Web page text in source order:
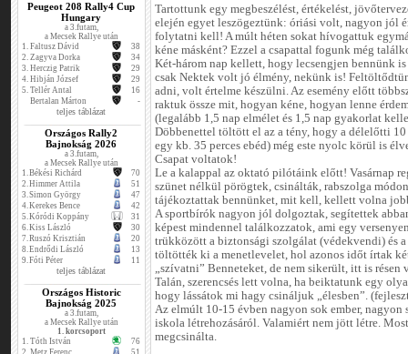
Peugeot 208 Rally4 Cup
Hungary
a 3.futam,
a Mecsek Rallye után
1. Faltusz Dávid
38
2. Zagyva Dorka
34
3. Herczig Patrik
29
4. Hibján József
29
5. Tellér Antal
16
Bertalan Márton
-
teljes táblázat
Országos Rally2
Bajnokság 2026
a 3.futam,
a Mecsek Rallye után
1.Békési Richárd
70
2.Himmer Attila
51
3.Simon György
47
4.Kerekes Bence
42
5.Kóródi Koppány
31
6.Kiss László
30
7.Ruszó Krisztián
20
8.Endrődi László
13
9.Fóti Péter 11
teljes táblázat
Országos Historic
Bajnokság 2025
a 3.futam,
a Mecsek Rallye után
1. korcsoport
1. Tóth István
76
2. Metz Ferenc 51
Tartottunk egy megbeszélést, értékelést,
elején egyet leszögeztünk: óriási volt, nagyon jól
folytatni kell! A múlt héten sokat hívogattuk
kéne másként? Ezzel a csapattal fogunk még
Két-három nap kellett, hogy lecsengjen bennünk
csak Nektek volt jó élmény, nekünk is!
adni, volt értelme készülni. Az esemény előtt
raktuk össze mit, hogyan kéne, hogyan lenne
(legalább 1,5 nap elmélet és 1,5 nap gyakorlat
Döbbenettel töltött el az a tény, hogy a délelőtti 10
egy kb. 35 perces ebéd) még este nyolc körül is
Csapat voltatok!
Le a kalappal az oktató pilótáink előtt! Vasárnap
szünet nélkül pörögtek, csinálták, rabszolga
tájékoztattak bennünket, mit kell, kellett volna
A sportbírók nagyon jól dolgoztak, segítettek
képest mindennel találkozzatok, ami egy
trükközött a biztonsági szolgálat (védekvendi) és
töltötték ki a menetlevelet, hol azonos időt írtak
„szívatni” Benneteket, de nem sikerült, itt is résen
Talán, szerencsés lett volna, ha beiktatunk egy
hogy lássátok mi hagy csináljuk „élesben”.
Az elmúlt 10-15 évben nagyon sok ember,
iskola létrehozásáról. Valamiért nem jött létre.
megcsinálta.